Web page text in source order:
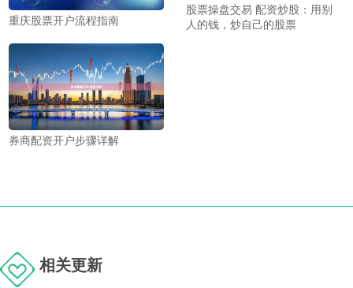
重庆股票开户流程指南
股票操盘交易 配资炒股：用别
人的钱，炒自己的股票
券商配资开户步骤详解
相关更新